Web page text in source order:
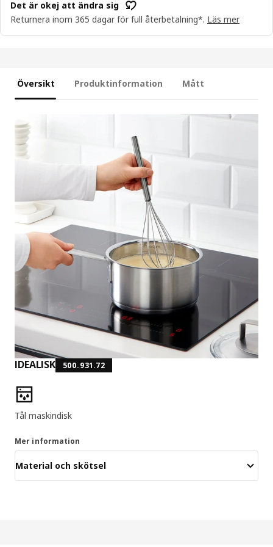
Det är okej att ändra sig
Returnera inom 365 dagar för full återbetalning*. Läs mer
Översikt Produktinformation Mått
IDEALISK 500.931.72
Produktens egenskaper
Tål maskindisk
Mer information
Material och skötsel